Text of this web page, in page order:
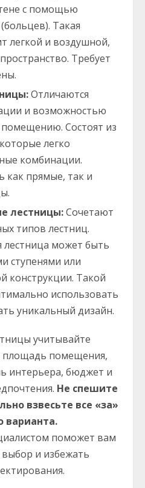
с помощью
Такая
легкой и воздушной,
Требует
Отличаются
и возможностью
Состоят из
легко
комбинации.
как прямые, так и
лестницы:Сочетают
типов лестниц.
может быть
ступенями или
конструкции. Такой
использовать
уникальный дизайн.
учитывайте
помещения,
интерьера, бюджет и
Не спешите
взвесьте все «за»
варианта.
поможет вам
и избежать